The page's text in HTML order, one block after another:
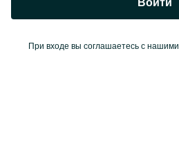
При входе вы соглашаетесь с нашими